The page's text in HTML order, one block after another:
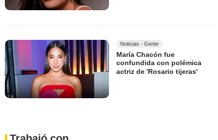
Noticias - Gente
María Chacón fue
confundida con polémica
actriz de 'Rosario tijeras'